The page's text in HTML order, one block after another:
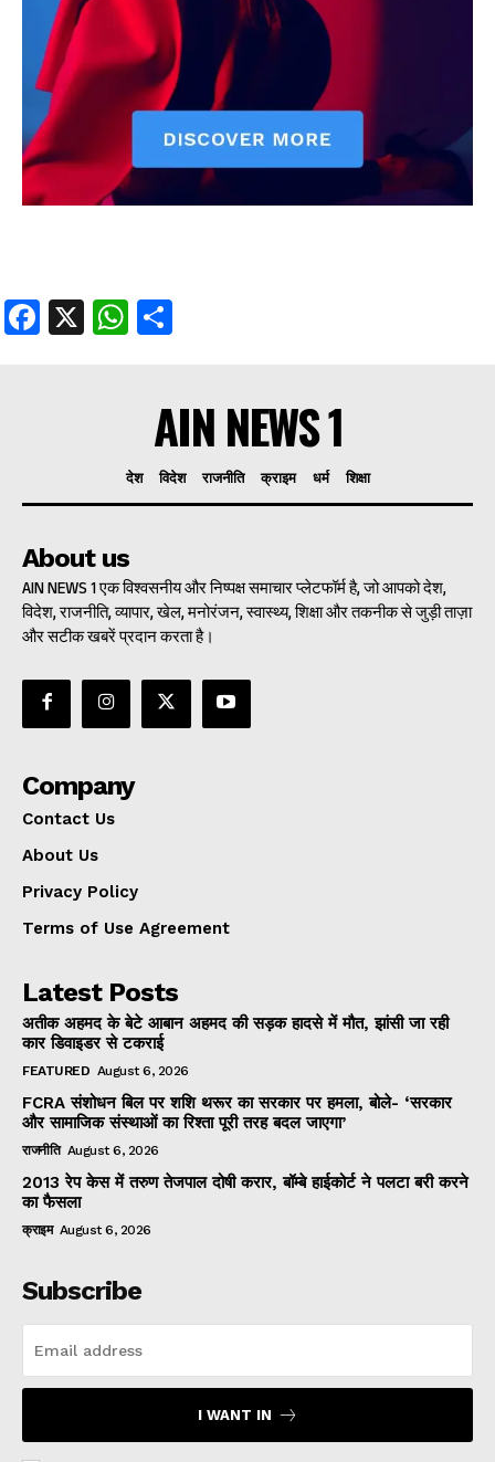
Facebook
X WhatsApp
AIN NEWS 1
देश विदेश राजनीति क्राइम धर्म शिक्षा
About us
AIN NEWS 1 एक विश्वसनीय और निष्पक्ष समाचार प्लेटफॉर्म है, जो आपको देश,
विदेश, राजनीति, व्यापार, खेल, मनोरंजन, स्वास्थ्य, शिक्षा और तकनीक से जुड़ी ताज़ा
और सटीक खबरें प्रदान करता है।
Company
Contact Us
About Us
Privacy Policy
Terms of Use Agreement
Latest Posts
अतीक अहमद के बेटे आबान अहमद की सड़क हादसे में मौत, झांसी जा रही
कार डिवाइडर से टकराई
FEATURED August 6, 2026
FCRA संशोधन बिल पर शशि थरूर का सरकार पर हमला, बोले- ‘सरकार
और सामाजिक संस्थाओं का रिश्ता पूरी तरह बदल जाएगा’
राजनीति August 6, 2026
2013 रेप केस में तरुण तेजपाल दोषी करार, बॉम्बे हाईकोर्ट ने पलटा बरी करने
का फैसला
क्राइम August 6, 2026
Subscribe
I WANT IN